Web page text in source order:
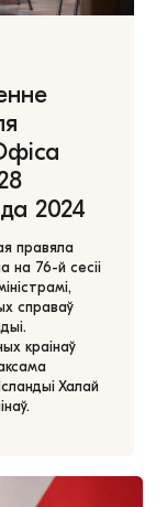
2024
правяла
на 76-й сесіі
справаў
краінаў
Халай